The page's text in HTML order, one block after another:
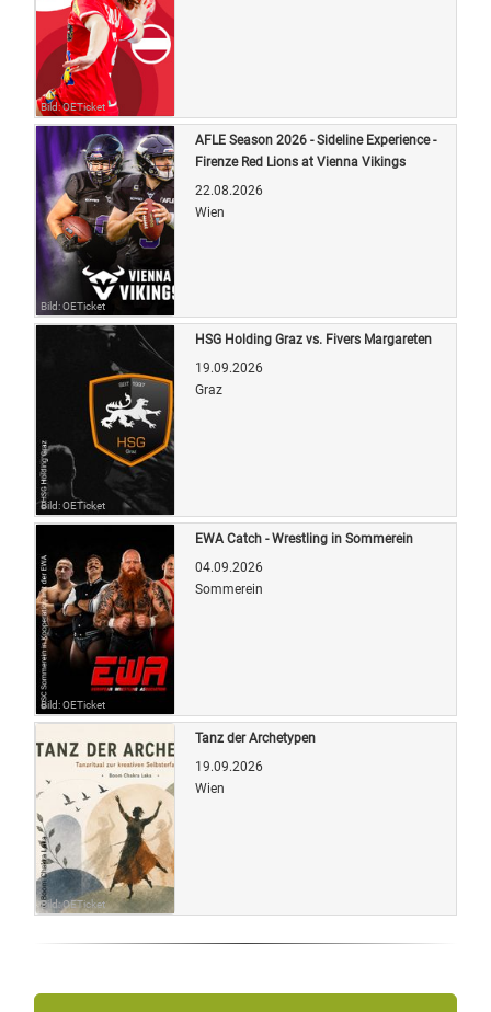
Bild: OETicket
Bild: OETicket
AFLE Season 2026 - Sideline Experience -
Firenze Red Lions at Vienna Vikings
22.08.2026
Wien
Bild: OETicket
HSG Holding Graz vs. Fivers Margareten
19.09.2026
Graz
Bild: OETicket
EWA Catch - Wrestling in Sommerein
04.09.2026
Sommerein
Bild: OETicket
Tanz der Archetypen
19.09.2026
Wien